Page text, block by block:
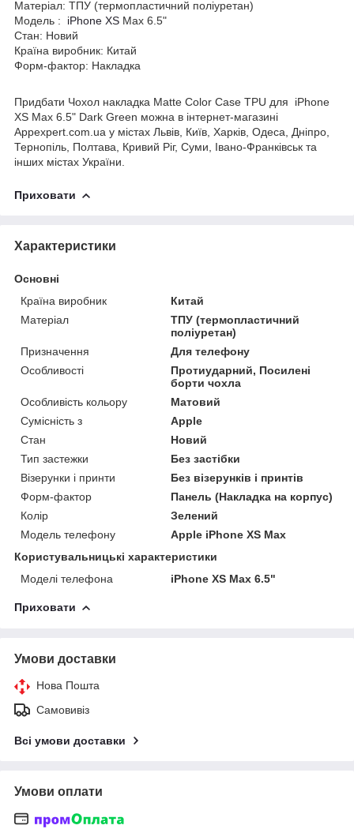
Матеріал: ТПУ (термопластичний поліуретан)
Модель : iPhone XS Max 6.5"
Стан: Новий
Країна виробник: Китай
Форм-фактор: Накладка
Придбати Чохол накладка Matte Color Case TPU для iPhone
XS Max 6.5" Dark Green можна в інтернет-магазині
Appexpert.com.ua у містах Львів, Київ, Харків, Одеса, Дніпро,
Тернопіль, Полтава, Кривий Ріг, Суми, Івано-Франківськ та
інших містах України.
Приховати
Характеристики
Основні
Країна виробник
Китай
Матеріал
ТПУ (термопластичний
поліуретан)
Призначення
Для телефону
Особливості
Протиударний, Посилені
борти чохла
Особливість кольору
Матовий
Сумісність з
Apple
Стан
Новий
Тип застежки
Без застібки
Візерунки і принти
Без візерунків і принтів
Форм-фактор
Панель (Накладка на корпус)
Колір
Зелений
Модель телефону
Apple iPhone XS Max
Користувальницькі характеристики
Моделі телефона
iPhone XS Max 6.5"
Приховати
Умови доставки
Нова Пошта
Самовивіз
Всі умови доставки
Умови оплати